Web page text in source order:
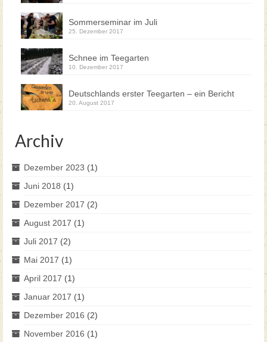
Sommerseminar im Juli
25. Dezember 2017
Schnee im Teegarten
10. Dezember 2017
Deutschlands erster Teegarten – ein Bericht
20. August 2017
Archiv
Dezember 2023 (1)
Juni 2018 (1)
Dezember 2017 (2)
August 2017 (1)
Juli 2017 (2)
Mai 2017 (1)
April 2017 (1)
Januar 2017 (1)
Dezember 2016 (2)
November 2016 (1)